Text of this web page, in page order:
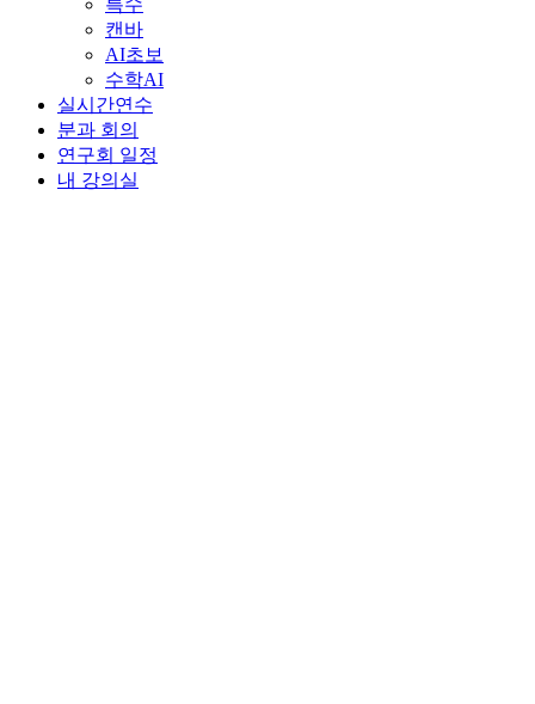
특수
캔바
AI초보
수학AI
실시간연수
분과 회의
연구회 일정
내 강의실